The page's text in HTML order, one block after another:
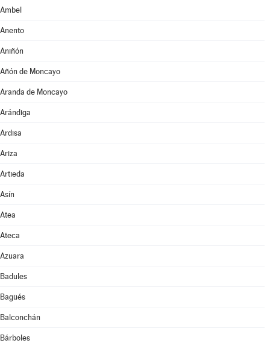
Ambel
Anento
Aniñón
Añón de Moncayo
Aranda de Moncayo
Arándiga
Ardisa
Ariza
Artieda
Asín
Atea
Ateca
Azuara
Badules
Bagüés
Balconchán
Bárboles